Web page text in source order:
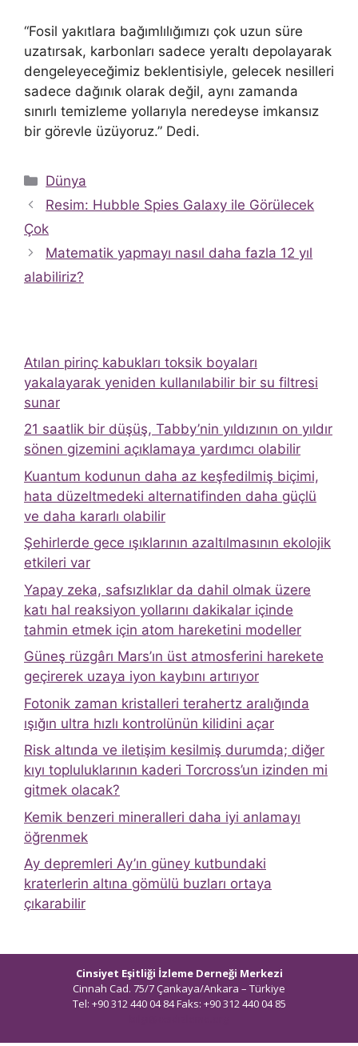
“Fosil yakıtlara bağımlılığımızı çok uzun süre
uzatırsak, karbonları sadece yeraltı depolayarak
dengeleyeceğimiz beklentisiyle, gelecek nesilleri
sadece dağınık olarak değil, aynı zamanda
sınırlı temizleme yollarıyla neredeyse imkansız
bir görevle üzüyoruz.” Dedi.
Kategoriler
Dünya
Resim: Hubble Spies Galaxy ile Görülecek
Çok
Matematik yapmayı nasıl daha fazla 12 yıl
alabiliriz?
Atılan pirinç kabukları toksik boyaları
yakalayarak yeniden kullanılabilir bir su filtresi
sunar
21 saatlik bir düşüş, Tabby’nin yıldızının on yıldır
sönen gizemini açıklamaya yardımcı olabilir
Kuantum kodunun daha az keşfedilmiş biçimi,
hata düzeltmedeki alternatifinden daha güçlü
ve daha kararlı olabilir
Şehirlerde gece ışıklarının azaltılmasının ekolojik
etkileri var
Yapay zeka, safsızlıklar da dahil olmak üzere
katı hal reaksiyon yollarını dakikalar içinde
tahmin etmek için atom hareketini modeller
Güneş rüzgârı Mars’ın üst atmosferini harekete
geçirerek uzaya iyon kaybını artırıyor
Fotonik zaman kristalleri terahertz aralığında
ışığın ultra hızlı kontrolünün kilidini açar
Risk altında ve iletişim kesilmiş durumda; diğer
kıyı topluluklarının kaderi Torcross’un izinden mi
gitmek olacak?
Kemik benzeri mineralleri daha iyi anlamayı
öğrenmek
Ay depremleri Ay’ın güney kutbundaki
kraterlerin altına gömülü buzları ortaya
çıkarabilir
Cinsiyet Eşitliği İzleme Derneği Merkezi
Cinnah Cad. 75/7 Çankaya/Ankara – Türkiye
Tel: +90 312 440 04 84 Faks: +90 312 440 04 85